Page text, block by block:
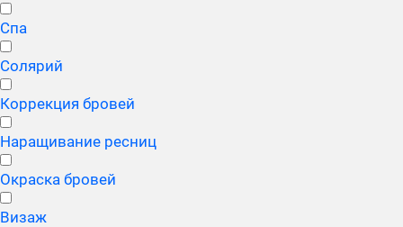
Спа
Солярий
Коррекция бровей
Наращивание ресниц
Окраска бровей
Визаж